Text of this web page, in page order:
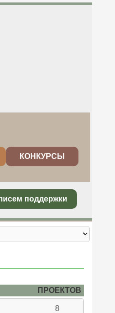
КОНКУРСЫ
поддержки
ПРОЕКТОВ
8